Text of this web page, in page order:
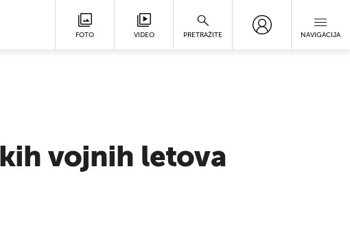
FOTO VIDEO PRETRAŽITE NAVIGACIJA
vojnih letova